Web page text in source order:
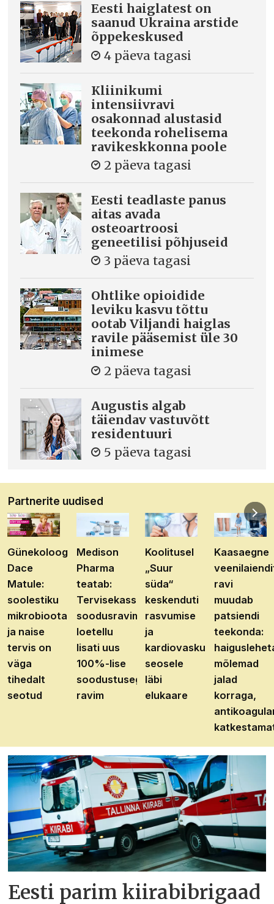
Eesti haiglatest on
saanud Ukraina arstide
õppekeskused
4 päeva tagasi
Kliinikumi
intensiivravi
osakonnad alustasid
teekonda rohelisema
ravikeskkonna poole
2 päeva tagasi
Eesti teadlaste panus
aitas avada
osteoartroosi
geneetilisi põhjuseid
3 päeva tagasi
Ohtlike opioidide
leviku kasvu tõttu
ootab Viljandi haiglas
ravile pääsemist üle 30
inimese
2 päeva tagasi
Augustis algab
täiendav vastuvõtt
residentuuri
5 päeva tagasi
Partnerite uudised
Günekoloog
Dace
Matule:
soolestiku
mikrobioota
ja naise
tervis on
väga
tihedalt
seotud
Medison
Pharma
teatab:
Tervisekassa
soodusravimite
loetellu
lisati uus
100%-lise
soodustusega
ravim
Koolitusel
„Suur
süda“
keskenduti
rasvumise
ja
kardiovaskulaarhaiguste
seosele
läbi
elukaare
Kaasaegne
ravi
muudab
patsiendi
teekonda:
mõlemad
jalad
korraga,
Eesti parim kiirabibrigaad